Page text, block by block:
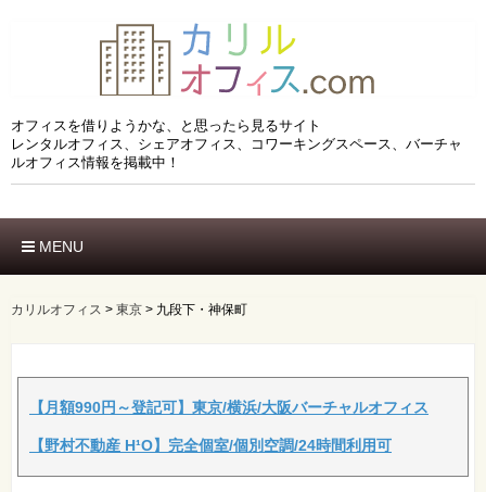
オフィスを借りようかな、と思ったら見るサイト
レンタルオフィス、シェアオフィス、コワーキングスペース、バーチャ
ルオフィス情報を掲載中！
MENU
特徴でさがす
カリルオフィス > 東京 > 九段下・神保町
【月額990円～登記可】東京/横浜/大阪バーチャルオフィス
【野村不動産 H¹O】完全個室/個別空調/24時間利用可